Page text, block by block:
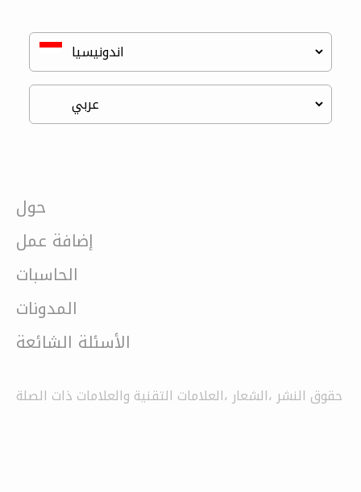
حول
إضافة عمل
الحاسبات
المدونات
الأسئلة الشائعة
حقوق النشر ،الشعار ،العلامات التقنية والعلامات ذات الصلة